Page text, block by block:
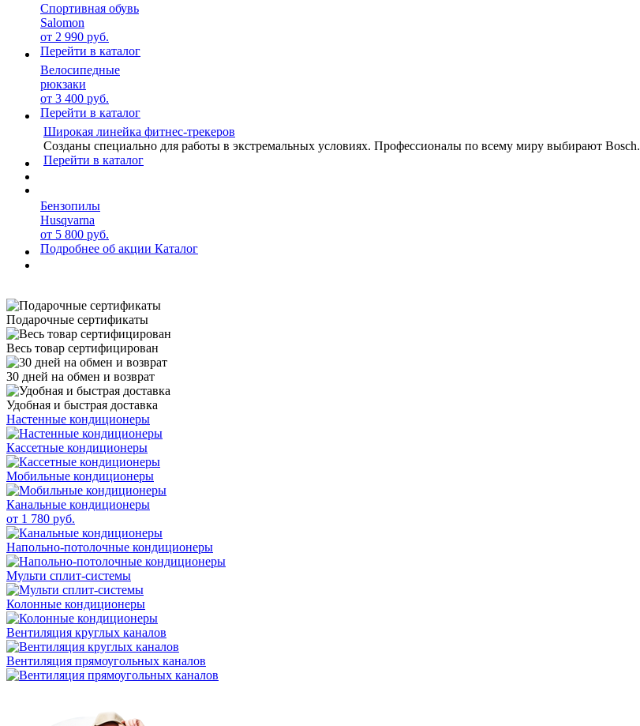
Спортивная обувь
Salomon
от 2 990 руб.
Перейти в каталог
Велосипедные
рюкзаки
от 3 400 руб.
Перейти в каталог
Широкая линейка фитнес-трекеров
Созданы специально для работы в экстремальных условиях. Профессионалы по всему миру выбирают Bosch.
Перейти в каталог
Бензопилы
Husqvarna
от 5 800 руб.
Подробнее об акции Каталог
Подарочные сертификаты
Весь товар сертифицирован
30 дней на обмен и возврат
Удобная и быстрая доставка
Настенные кондиционеры
Кассетные кондиционеры
Мобильные кондиционеры
Канальные кондиционеры
от 1 780 руб.
Напольно-потолочные кондиционеры
Мульти сплит-системы
Колонные кондиционеры
Вентиляция круглых каналов
Вентиляция прямоугольных каналов